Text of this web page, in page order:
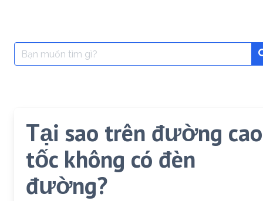
Search
for:
Tại sao trên đường cao
tốc không có đèn
đường?